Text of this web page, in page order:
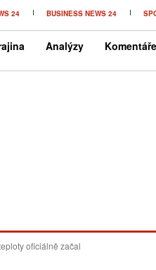
24 BUSINESS NEWS 24
Analýzy Komentáře
oficiálně začal